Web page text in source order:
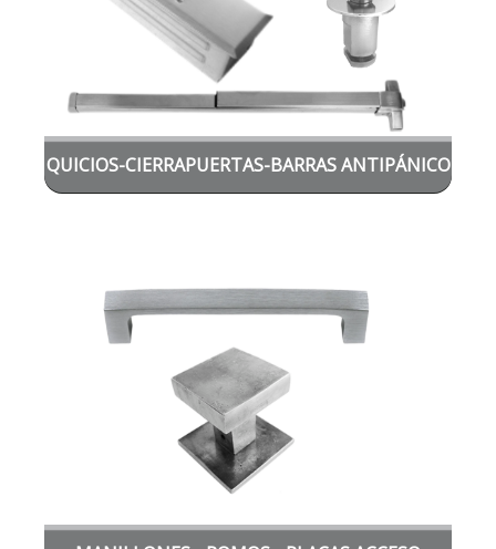
QUICIOS-CIERRAPUERTAS-BARRAS ANTIPÁNICO